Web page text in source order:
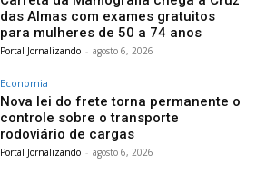
das Almas com exames gratuitos
para mulheres de 50 a 74 anos
Portal Jornalizando - agosto 6, 2026
Economia
Nova lei do frete torna permanente o
controle sobre o transporte
rodoviário de cargas
Portal Jornalizando - agosto 6, 2026